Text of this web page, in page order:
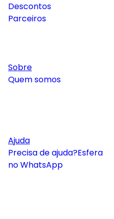
Descontos
Parceiros
Sobre
Quem somos
Ajuda
Precisa de ajuda?Esfera
no WhatsApp